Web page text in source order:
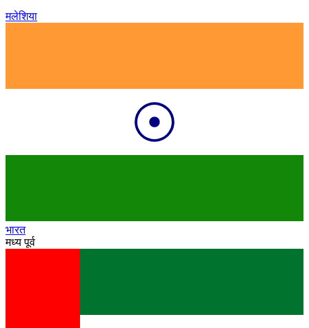
मलेशिया
भारत
मध्य पूर्व